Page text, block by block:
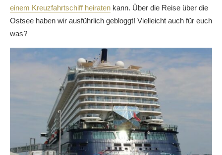
einem Kreuzfahrtschiff heiraten kann. Über die Reise über die
Ostsee haben wir ausführlich gebloggt! Vielleicht auch für euch
was?